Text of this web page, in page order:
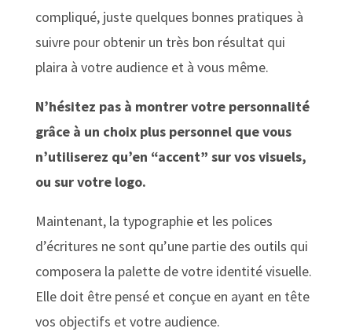
compliqué, juste quelques bonnes pratiques à
suivre pour obtenir un très bon résultat qui
plaira à votre audience et à vous même.
N’hésitez pas à montrer votre personnalité
grâce à un choix plus personnel que vous
n’utiliserez qu’en “accent” sur vos visuels,
ou sur votre logo.
Maintenant, la typographie et les polices
d’écritures ne sont qu’une partie des outils qui
composera la palette de votre identité visuelle.
Elle doit être pensé et conçue en ayant en tête
vos objectifs et votre audience.